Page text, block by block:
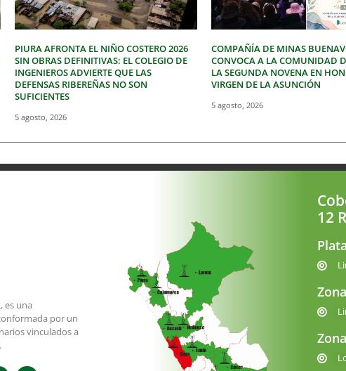
PIURA AFRONTA EL NIÑO COSTERO 2026
SIN OBRAS DEFINITIVAS: EL COLEGIO DE
INGENIEROS ADVIERTE QUE LAS
DEFENSAS RIBEREÑAS NO SON
SUFICIENTES
5 agosto, 2026
COMPAÑÍA DE MINAS
CONVOCA A LA COMUNIDAD
LA SEGUNDA NOVENA EN
VIRGEN DE LA ASUNCIÓN
5 agosto, 2026
es una
por un
vinculados a
12